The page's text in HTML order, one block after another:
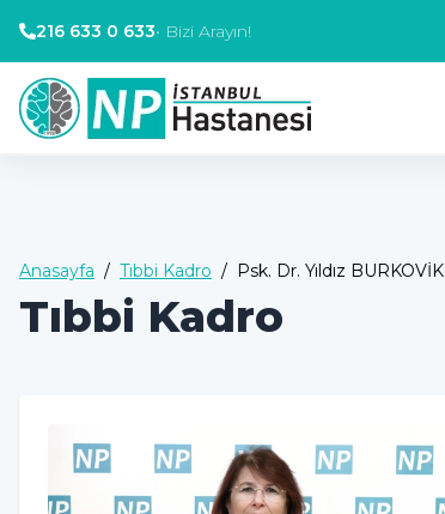
216 633 0 633• Bizi Arayın!
Anasayfa / Tıbbi Kadro / Psk. Dr. Yıldız BURKOVİK
Tıbbi Kadro